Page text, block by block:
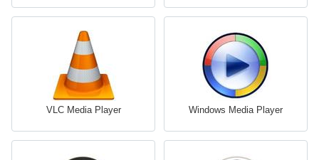
VLC Media Player Windows Media Player